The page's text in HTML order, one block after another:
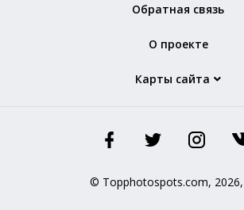
Обратная связь
О проекте
Карты сайта
© Topphotospots.com,